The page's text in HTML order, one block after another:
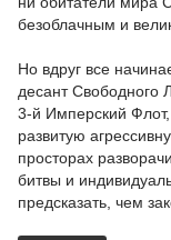
безоблачным и
Но вдруг все
десант Свободного
3-й Имперский
развитую
просторах
битвы и
предсказать, чем